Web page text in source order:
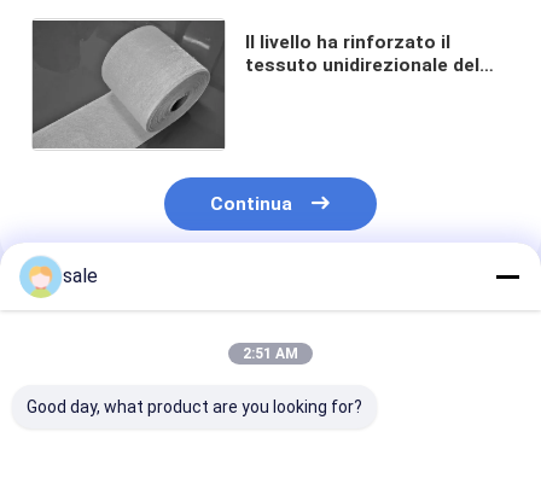
Il livello ha rinforzato il
tessuto unidirezionale del
Continua
Prodotti Raccomandati
sale
2:51 AM
Good day, what product are you looking for?